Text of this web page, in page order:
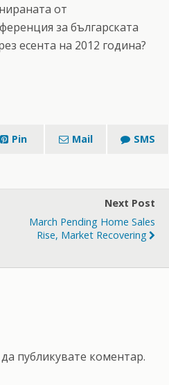
от
за българската
есента на 2012 година?
Pin Mail SMS
Next Post
March Pending Home Sales
Rise, Market Recovering
да публикувате коментар.